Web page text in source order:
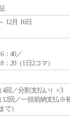
12月 16日
：40／
：20（1日2コマ）
4回／分割支払い）×3
12回／一括前納支払※
で）